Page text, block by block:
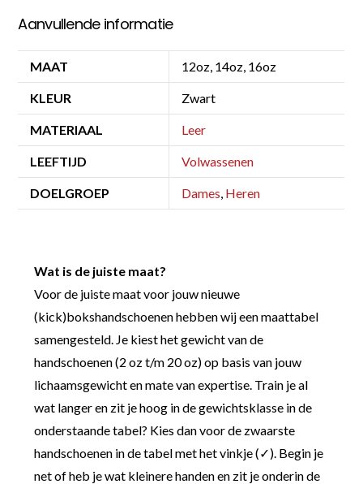
Aanvullende informatie
MAAT 12oz, 14oz, 16oz
KLEUR Zwart
MATERIAAL Leer
LEEFTIJD Volwassenen
DOELGROEP Dames, Heren
Wat is de juiste maat?
Voor de juiste maat voor jouw nieuwe
(kick)bokshandschoenen hebben wij een maattabel
samengesteld. Je kiest het gewicht van de
handschoenen (2 oz t/m 20 oz) op basis van jouw
lichaamsgewicht en mate van expertise. Train je al
wat langer en zit je hoog in de gewichtsklasse in de
onderstaande tabel? Kies dan voor de zwaarste
handschoenen in de tabel met het vinkje (✓). Begin je
net of heb je wat kleinere handen en zit je onderin de